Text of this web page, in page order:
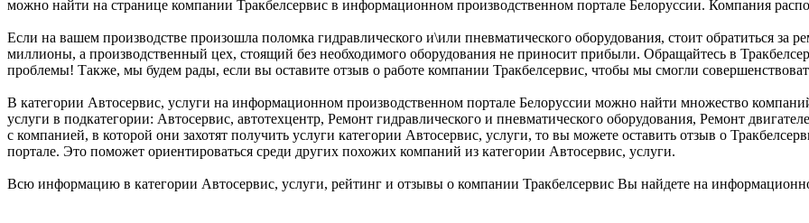
можно найти на странице компании Тракбелсервис в информационном производственном портале Белоруссии. Компания
Если на вашем производстве произошла поломка гидравлического и\или пневматического оборудования, стоит обратиться за
миллионы, а производственный цех, стоящий без необходимого оборудования не приносит прибыли. Обращайтесь в
проблемы! Также, мы будем рады, если вы оставите отзыв о работе компании Тракбелсервис, чтобы мы смогли
В категории Автосервис, услуги на информационном производственном портале Белоруссии можно найти множество
услуги в подкатегории: Автосервис, автотехцентр, Ремонт гидравлического и пневматического оборудования, Ремонт
с компанией, в которой они захотят получить услуги категории Автосервис, услуги, то вы можете оставить отзыв о
портале. Это поможет ориентироваться среди других похожих компаний из категории Автосервис, услуги.
Всю информацию в категории Автосервис, услуги, рейтинг и отзывы о компании Тракбелсервис Вы найдете на